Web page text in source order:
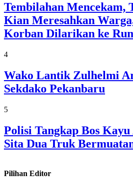
Tembilahan Mencekam,
Kian Meresahkan
Korban Dilarikan ke
4
Wako Lantik Zulhelmi
Sekdako Pekanbaru
5
Polisi Tangkap Bos
Sita Dua Truk
Pilihan Editor